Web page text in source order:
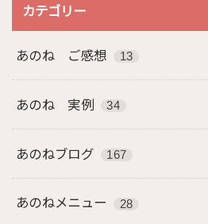
カテゴリー
あのね ご感想 13
あのね 実例 34
あのねブログ 167
あのねメニュー 28